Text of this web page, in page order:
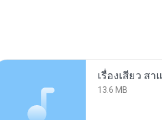
เรื่องเสียว ส
13.6 MB